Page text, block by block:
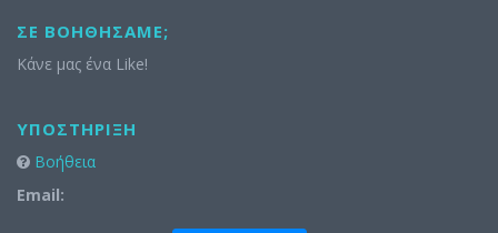
ΣΕ ΒΟΗΘΉΣΑΜΕ;
Κάνε μας ένα Like!
ΥΠΟΣΤΉΡΙΞΗ
Βοήθεια
Email: